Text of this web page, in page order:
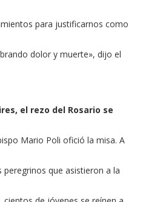
para justificarnos como
dolor y muerte», dijo el
el rezo del Rosario se
Mario Poli ofició la misa. A
peregrinos que asistieron a la